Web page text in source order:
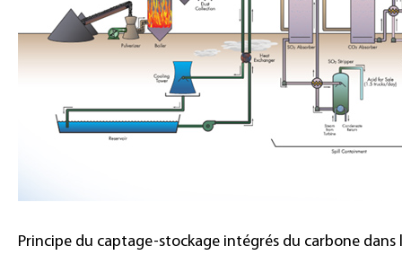
Principe du captage-stockage intégrés du carbone